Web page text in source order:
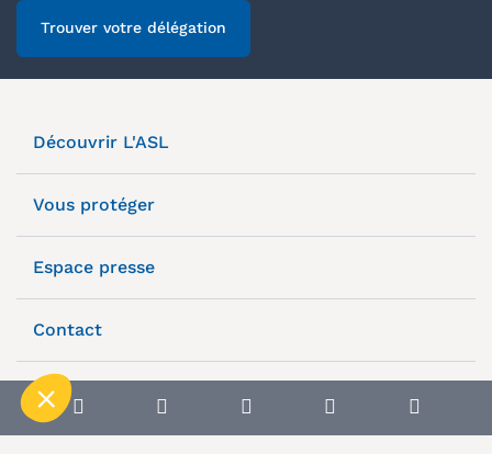
Trouver votre délégation
Découvrir L'ASL
Vous protéger
Espace presse
Contact
Plan du site